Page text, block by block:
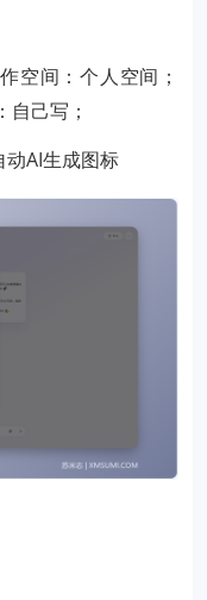
空间：个人空间；
己写；
AI生成图标